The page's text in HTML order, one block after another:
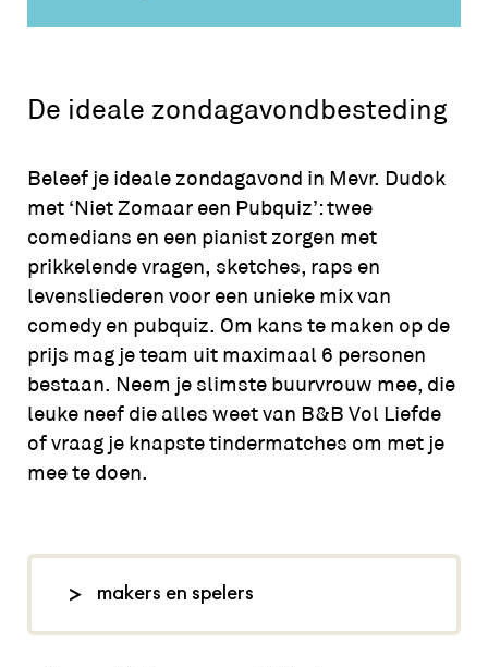
De ideale zondagavondbesteding
Beleef je ideale zondagavond in Mevr. Dudok
met ‘Niet Zomaar een Pubquiz’: twee
comedians en een pianist zorgen met
prikkelende vragen, sketches, raps en
levensliederen voor een unieke mix van
comedy en pubquiz. Om kans te maken op de
prijs mag je team uit maximaal 6 personen
bestaan. Neem je slimste buurvrouw mee, die
leuke neef die alles weet van B&B Vol Liefde
of vraag je knapste tindermatches om met je
mee te doen.
makers en spelers